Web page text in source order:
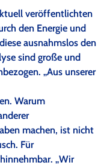
veröffentlichten
den Energie und
ausnahmslos den
sind große und
„Aus unserer
Warum
machen, ist nicht
Für
„Wir